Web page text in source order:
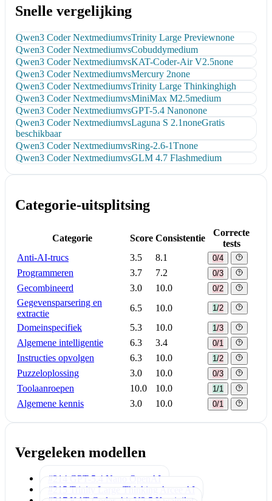
Snelle vergelijking
Qwen3 Coder NextmediumvsTrinity Large Previewnone
Qwen3 Coder NextmediumvsCobuddymedium
Qwen3 Coder NextmediumvsKAT-Coder-Air V2.5none
Qwen3 Coder NextmediumvsMercury 2none
Qwen3 Coder NextmediumvsTrinity Large Thinkinghigh
Qwen3 Coder NextmediumvsMiniMax M2.5medium
Qwen3 Coder NextmediumvsGPT-5.4 Nanonone
Qwen3 Coder NextmediumvsLaguna S 2.1noneGratis
beschikbaar
Qwen3 Coder NextmediumvsRing-2.6-1Tnone
Qwen3 Coder NextmediumvsGLM 4.7 Flashmedium
Categorie-uitsplitsing
Categorie Score Consistentie
Correcte
tests
Anti-AI-trucs
3.5 8.1 0/4
Programmeren 3.7 7.2 0/3
Gecombineerd 3.0 10.0 0/2
Gegevensparsering en
extractie
6.5 10.0 1/2
Domeinspecifiek 5.3 10.0 1/3
Algemene intelligentie 6.3 3.4 0/1
Instructies opvolgen 6.3 10.0 1/2
Puzzeloplossing 3.0 10.0 0/3
Toolaanroepen 10.0 10.0 1/1
Algemene kennis 3.0 10.0 0/1
Vergeleken modellen
#214 GPT-5.4 Nano
OpenAI
#215 Trinity Large Thinking
Arcee AI